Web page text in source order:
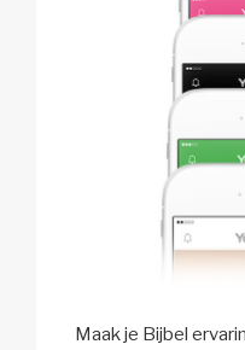
Maak je Bijbel